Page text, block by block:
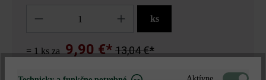
ks
= 1 ks za 9,90 €* 13,04 €*